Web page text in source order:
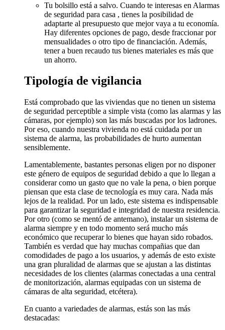
Tu bolsillo está a salvo. Cuando te interesas en Alarmas
de seguridad para casa , tienes la posibilidad de
adaptarte al presupuesto que mejor vaya a tu economía.
Hay diferentes opciones de pago, desde fraccionar por
mensualidades o otro tipo de financiación. Además,
tener a buen recaudo tus bienes materiales es más que
un ahorro.
Tipología de vigilancia
Está comprobado que las viviendas que no tienen un sistema
de seguridad perceptible a simple vista (como las alarmas y las
cámaras, por ejemplo) son las más buscadas por los ladrones.
Por eso, cuando nuestra vivienda no está cuidada por un
sistema de alarma, las probabilidades de hurto aumentan
sensiblemente.
Lamentablemente, bastantes personas eligen por no disponer
este género de equipos de seguridad debido a que lo llegan a
considerar como un gasto que no vale la pena, o bien porque
piensan que esta clase de tecnología es muy cara. Nada más
lejos de la realidad. Por un lado, este sistema es indispensable
para garantizar la seguridad e integridad de nuestra residencia.
Por otro (como se mentó de antemano), instalar un sistema de
alarma siempre y en todo momento será mucho más
económico que recuperar lo bienes que hayan sido robados.
También es verdad que hay muchas compañias que dan
comodidades de pago a los usuarios, y además de esto existe
una gran pluralidad de alarmas que se ajustan a las distintas
necesidades de los clientes (alarmas conectadas a una central
de monitorización, alarmas equipadas con un sistema de
cámaras de alta seguridad, etcétera).
En cuanto a variedades de alarmas, estás son las más
destacadas: